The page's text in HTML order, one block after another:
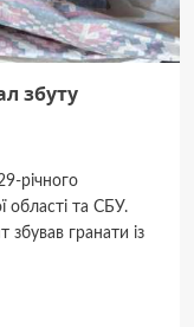
збуту
річного
області та СБУ.
збував гранати із